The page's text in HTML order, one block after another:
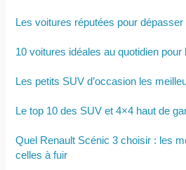
Les voitures réputées pour
10 voitures idéales au quotidien pour
Les petits SUV d’occasion les
Le top 10 des SUV et 4×4 haut de
Quel Renault Scénic 3 choisir : les
celles à fuir